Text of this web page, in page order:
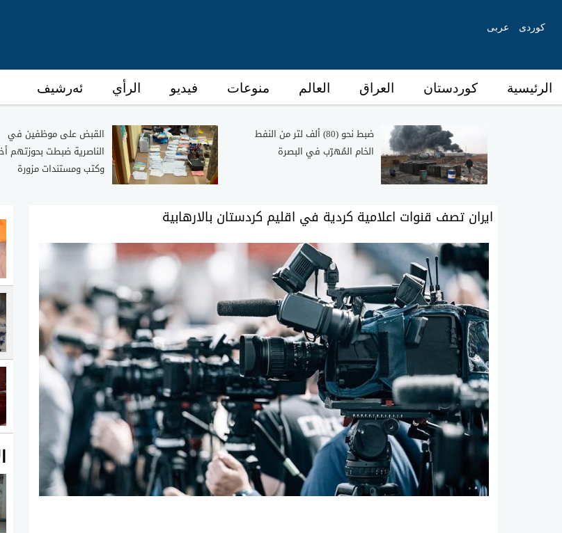
کوردی عربی
الرئیسیة كوردستان العراق العالم منوعات فيديو الرأي ئەرشیف
ضبط نحو (80) ألف لتر من النفط
الخام المُهرّب في البصرة
القبض على موظفين في
الناصرية ضبطت بحوزتهم
وكتب ومستندات مزورة
ايران تصف قنوات اعلامية كردية في اقليم كردستان بالارهابية